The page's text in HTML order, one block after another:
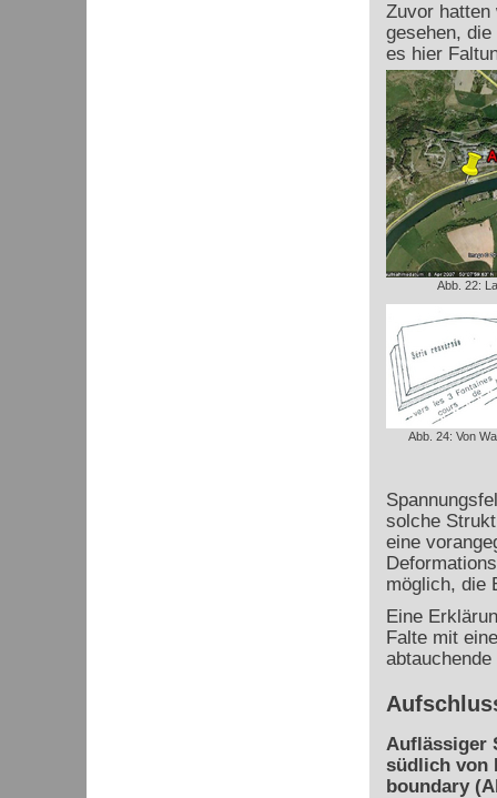
Zuvor hatten
gesehen,
es hier
Abb. 22:
Abb. 24: Von
solche
eine
möglich, die
Eine
Falte mit
Auflässiger
südlich von
boundary